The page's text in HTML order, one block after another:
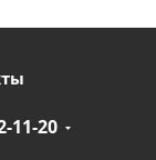
11-20